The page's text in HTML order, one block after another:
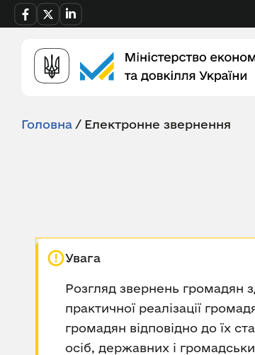
Головна / Електронне звернення
Увага
Розгляд звернень громадян
практичної реалізації
громадян відповідно до їх
осіб, державних і